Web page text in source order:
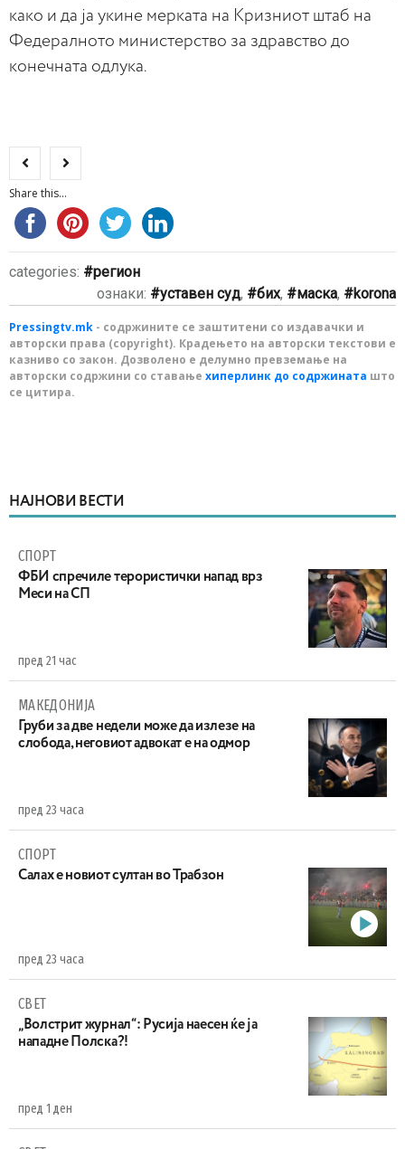
како и да ја укине мерката на Кризниот штаб на
Федералното министерство за здравство до
конечната одлука.
Share this...
categories:
регион
ознаки:
уставен суд, бих, маска, korona
Pressingtv.mk - содржините се заштитени со издавачки и
авторски права (copyright). Крадењето на авторски текстови е
казниво со закон. Дозволено е делумно превземање на
авторски содржини со ставање хиперлинк до содржината што
се цитира.
НАЈНОВИ ВЕСТИ
СПОРТ
ФБИ спречиле терористички напад врз
Меси на СП
пред 21 час
МАКЕДОНИЈА
Груби за две недели може да излезе на
слобода, неговиот адвокат е на одмор
пред 23 часа
СПОРТ
Салах е новиот султан во Трабзон
пред 23 часа
СВЕТ
„Волстрит журнал“: Русија наесен ќе ја
нападне Полска?!
пред 1 ден